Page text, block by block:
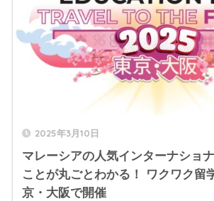
2025年3月10日
マレーシアの人気インターナショ
ことが丸ごとわかる！ ワクワク留
京・大阪で開催